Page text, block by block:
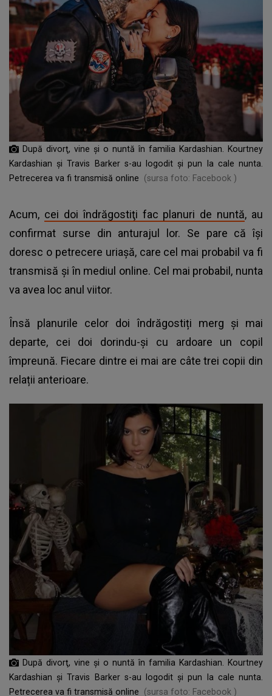
După divorţ, vine şi o nuntă în familia Kardashian. Kourtney
Kardashian și Travis Barker s-au logodit și pun la cale nunta.
Petrecerea va fi transmisă online
(sursa foto: Facebook )
Acum, cei doi îndrăgostiţi fac planuri de nuntă, au
confirmat surse din anturajul lor. Se pare că îşi
doresc o petrecere uriaşă, care cel mai probabil va fi
transmisă și în mediul online. Cel mai probabil, nunta
va avea loc anul viitor.
Însă planurile celor doi îndrăgostiți merg şi mai
departe, cei doi dorindu-şi cu ardoare un copil
împreună. Fiecare dintre ei mai are câte trei copii din
relații anterioare.
După divorţ, vine şi o nuntă în familia Kardashian. Kourtney
Kardashian și Travis Barker s-au logodit și pun la cale nunta.
Petrecerea va fi transmisă online
(sursa foto: Facebook )